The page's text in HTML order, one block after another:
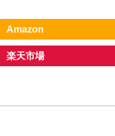
Amazon
楽天市場